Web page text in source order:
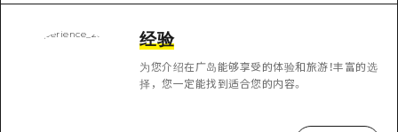
学习·体验
标准
宫岛周边
东山口
宫岛周边
东山口
爱媛
超值的游览门票
新闻 经验
为您介绍在广岛能够享受的体验和旅游！丰富的选
择，您一定能找到适合您的内容。